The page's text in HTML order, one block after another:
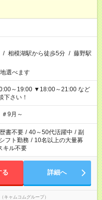
/ 相模湖駅から徒歩5分 / 藤野駅
選べます
下さい！
9月～
書不要 / 40～50代活躍中 / 副
シフト勤務 / 10名以上の大量募
キル不要
る 詳細へ
キャムコムグループ）